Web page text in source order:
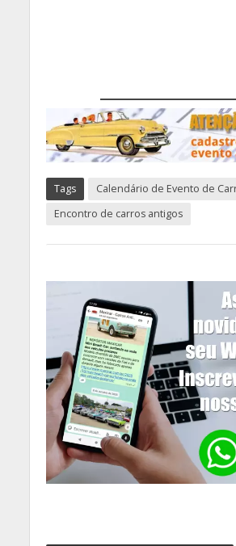
Tags
Calendário de Evento de
Encontro de carros antigos